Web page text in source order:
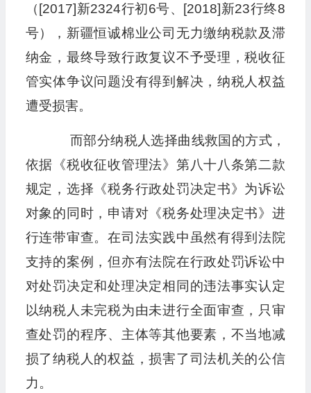
（[2017]新2324行初6号、[2018]新23行终8
号），新疆恒诚棉业公司无力缴纳税款及滞
纳金，最终导致行政复议不予受理，税收征
管实体争议问题没有得到解决，纳税人权益
遭受损害。
而部分纳税人选择曲线救国的方式，
依据《税收征收管理法》第八十八条第二款
规定，选择《税务行政处罚决定书》为诉讼
对象的同时，申请对《税务处理决定书》进
行连带审查。在司法实践中虽然有得到法院
支持的案例，但亦有法院在行政处罚诉讼中
对处罚决定和处理决定相同的违法事实认定
以纳税人未完税为由未进行全面审查，只审
查处罚的程序、主体等其他要素，不当地减
损了纳税人的权益，损害了司法机关的公信
力。